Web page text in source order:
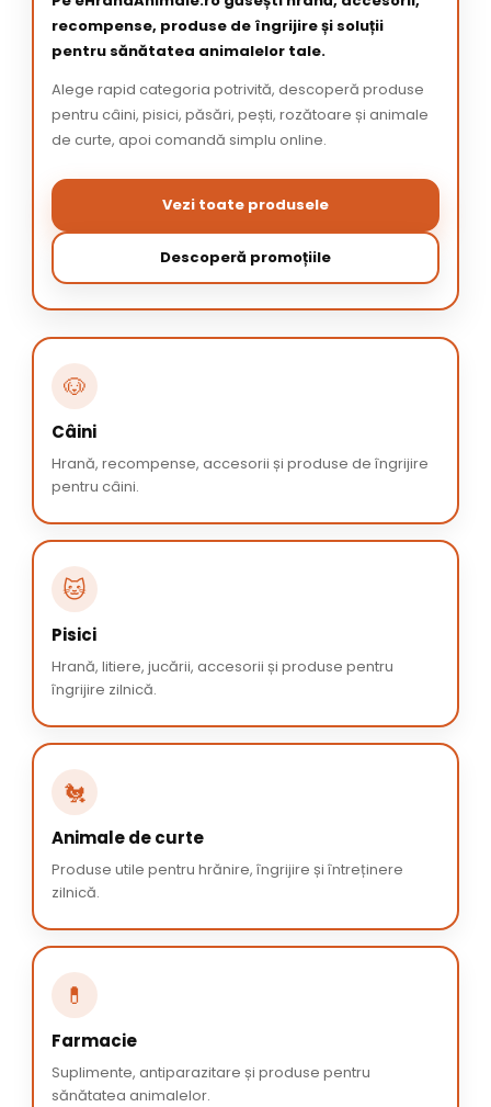
recompense, produse de îngrijire și soluții
pentru sănătatea animalelor tale.
Alege rapid categoria potrivită, descoperă produse
pentru câini, pisici, păsări, pești, rozătoare și animale
de curte, apoi comandă simplu online.
Vezi toate produsele
Descoperă promoțiile
🐶
Câini
Hrană, recompense, accesorii și produse de îngrijire
pentru câini.
🐱
Pisici
Hrană, litiere, jucării, accesorii și produse pentru
îngrijire zilnică.
🐔
Animale de curte
Produse utile pentru hrănire, îngrijire și întreținere
zilnică.
💊
Farmacie
Suplimente, antiparazitare și produse pentru
sănătatea animalelor.